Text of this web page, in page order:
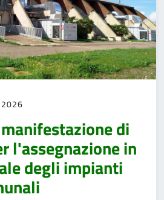
di
l'assegnazione in
degli impianti